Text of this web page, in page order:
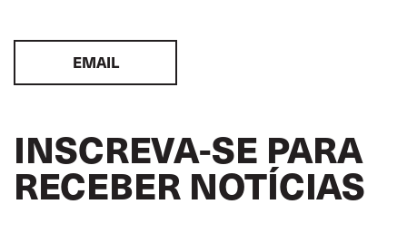
EMAIL
INSCREVA-SE PARA
RECEBER NOTÍCIAS